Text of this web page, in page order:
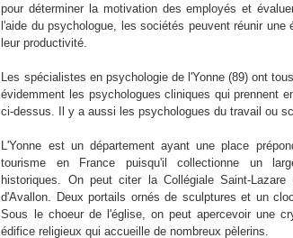
pour déterminer la motivation des employés et
l'aide du psychologue, les sociétés peuvent réunir une
leur productivité.
Les spécialistes en psychologie de l'Yonne (89) ont
évidemment les psychologues cliniques qui prennent
ci-dessus. Il y a aussi les psychologues du travail ou
L'Yonne est un département ayant une place
tourisme en France puisqu'il collectionne un
historiques. On peut citer la Collégiale Saint-
d'Avallon. Deux portails ornés de sculptures et un
Sous le choeur de l'église, on peut apercevoir une
édifice religieux qui accueille de nombreux pèlerins.